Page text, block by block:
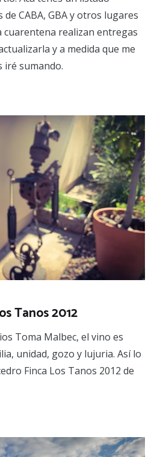
CABA, GBA y otros lugares
cuarentena realizan entregas
y a medida que me
iré sumando.
Tanos 2012
Toma Malbec, el vino es
unidad, gozo y lujuria. Así lo
Finca Los Tanos 2012 de